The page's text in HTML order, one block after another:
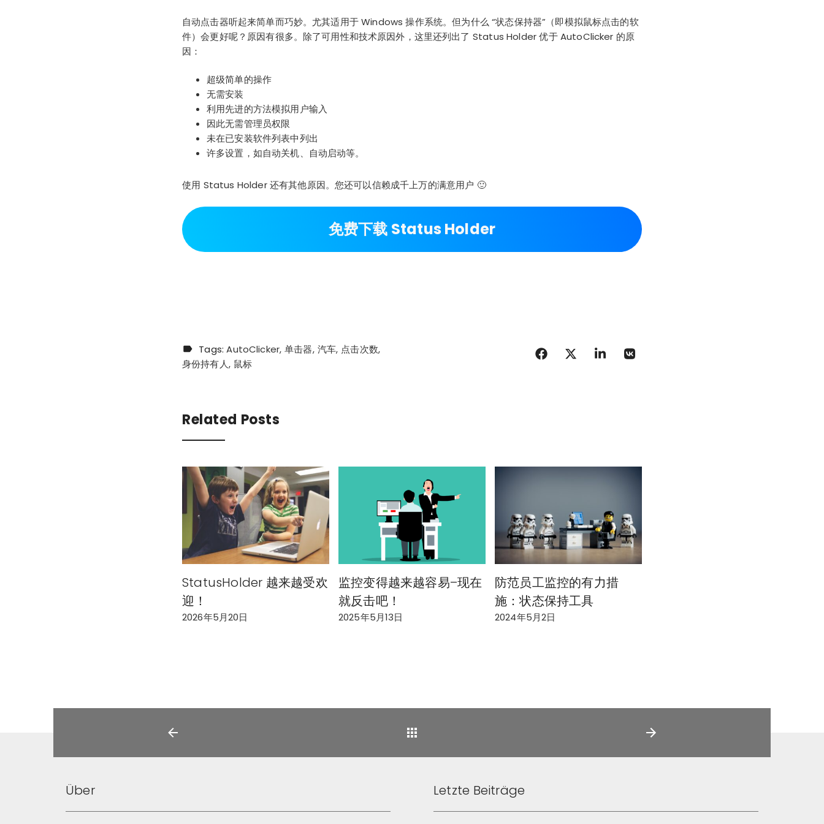
自动点击器听起来简单而巧妙。尤其适用于 Windows 操作系统。但为什么 “状态保持器”（即模拟鼠标点击的软
件）会更好呢？原因有很多。除了可用性和技术原因外，这里还列出了 Status Holder 优于 AutoClicker 的原
因：
超级简单的操作
无需安装
利用先进的方法模拟用户输入
因此无需管理员权限
未在已安装软件列表中列出
许多设置 ，如自动关机、自动启动等。
使用 Status Holder 还有其他原因。您还可以信赖成千上万的满意用户 🙂
免费下载 Status Holder
Tags:AutoClicker 单击器 汽车 点击次数
身份持有人 鼠标
Related Posts
StatusHolder 越来越受欢
迎！
2026年5月20日
监控变得越来越容易–现在
就反击吧！
2025年5月13日
防范员工监控的有力措
施：状态保持工具
2024年5月2日
Über Letzte Beiträge